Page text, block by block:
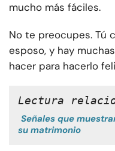
mucho más fáciles.
No te preocupes. Tú
esposo, y hay
hacer para hacerlo
Lectura
Señales que
su matrimonio